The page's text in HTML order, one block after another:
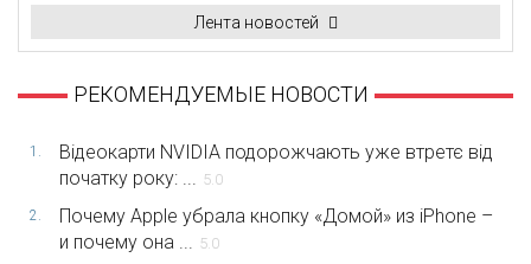
Лента новостей
РЕКОМЕНДУЕМЫЕ НОВОСТИ
1.
Відеокарти NVIDIA подорожчають уже втретє від
початку року: ...
5.0
2.
Почему Apple убрала кнопку «Домой» из iPhone –
и почему она ...
5.0